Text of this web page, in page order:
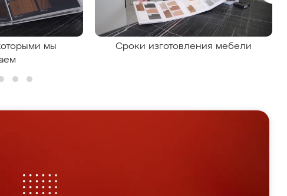
мы
Сроки изготовления мебели